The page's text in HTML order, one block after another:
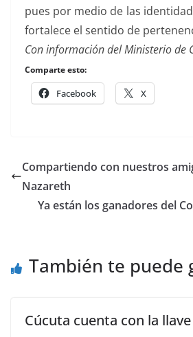
pues por medio de las
fortalece el sentido de
Con información del Ministerio de
Comparte esto:
Facebook X
Compartiendo con nuestros
Nazareth
Ya están los ganadores del
También te puede
Cúcuta cuenta con la